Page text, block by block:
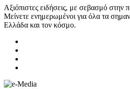
Αξιόπιστες ειδήσεις, με σεβασμό στην
Μείνετε ενημερωμένοι για όλα τα
Ελλάδα και τον κόσμο.